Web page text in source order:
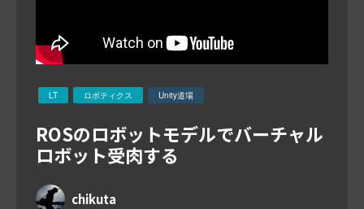
LT ロボティクス Unity道場
ROSのロボットモデルでバーチャル
ロボット受肉する
chikuta